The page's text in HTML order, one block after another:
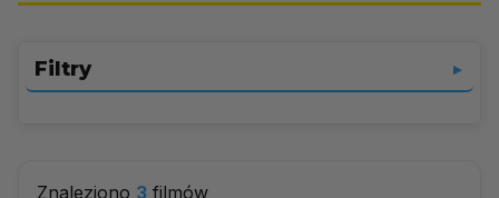
Filtry ▼
Znaleziono 3 filmów